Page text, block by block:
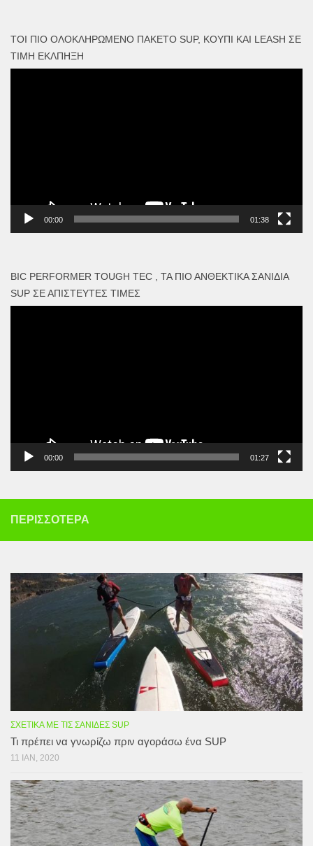
ΤΟΙ ΠΙΟ ΟΛΟΚΛΗΡΩΜΈΝΟ ΠΑΚΈΤΟ SUP, ΚΟΥΠΊ ΚΑΙ LEASH ΣΕ
ΤΙΜΉ ΈΚΛΠΗΞΗ
00:00 01:38
BIC PERFORMER TOUGH TEC , ΤΑ ΠΙΟ ΑΝΘΕΚΤΙΚΆ ΣΑΝΊΔΙΑ
SUP ΣΕ ΑΠΊΣΤΕΥΤΕΣ ΤΙΜΈΣ
00:00 01:27
ΠΕΡΙΣΣΌΤΕΡΑ
ΣΧΕΤΙΚΆ ΜΕ ΤΙΣ ΣΑΝΊΔΕΣ SUP
Τι πρέπει να γνωρίζω πριν αγοράσω ένα SUP
11 ΙΑΝ, 2020